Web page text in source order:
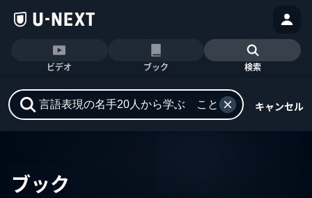
ビデオ ブック 検索
キャンセル
ブック